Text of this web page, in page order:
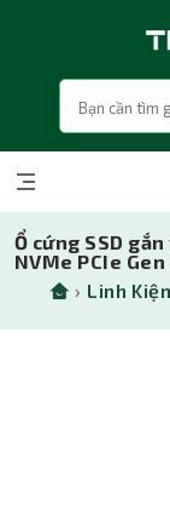
Ổ cứng SSD
NVMe PCIe
› Linh